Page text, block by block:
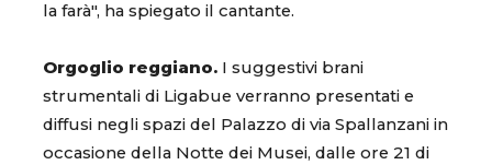
la farà", ha spiegato il cantante.
Orgoglio reggiano. I suggestivi brani
strumentali di Ligabue verranno presentati e
diffusi negli spazi del Palazzo di via Spallanzani in
occasione della Notte dei Musei, dalle ore 21 di